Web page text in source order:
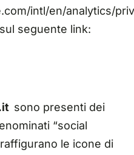
intl/en/analytics/
seguente link:
sono presenti dei
“social
le icone di